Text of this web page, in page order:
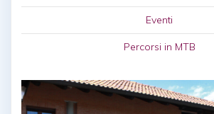
Eventi
Percorsi in MTB